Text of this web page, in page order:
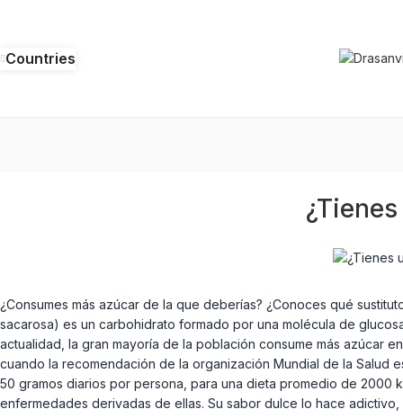
Countries
¿Consumes más azúcar de la que deberías? ¿Conoces qué
sacarosa) es un carbohidrato formado por una molécula de
actualidad, la gran mayoría de la población consume más azúcar
cuando la recomendación de la organización Mundial de la Salud
50 gramos diarios por persona, para una dieta promedio de
enfermedades derivadas de ellas. Su sabor dulce lo hace